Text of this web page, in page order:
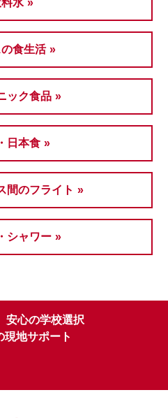
水
食生活
ック食品
日本食
間のフライト
シャワー
安心の学校選択
現地サポート